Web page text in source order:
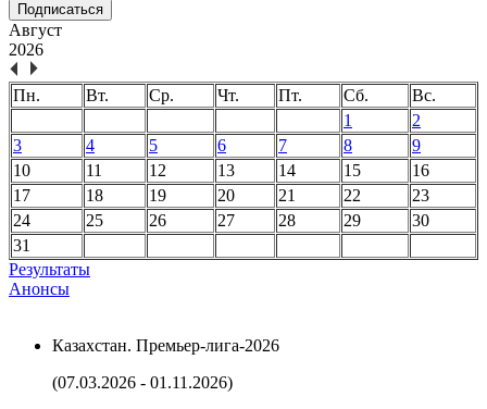
Подписаться
Август
2026
Пн. Вт. Ср. Чт. Пт. Сб.
Вс.
1
2
3
4 5 6 7 8
9
10
11 12 13 14 15
16
17
18 19 20 21 22
23
24
25 26 27 28 29
30
31
Результаты
Анонсы
Казахстан. Премьер-лига-2026
(07.03.2026 - 01.11.2026)